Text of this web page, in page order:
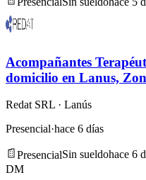
Acompañantes
domicilio en Lanus,
Redat SRL · Lanús
Presencial·hace 6 días
PresencialSin sueldohace 6
DM